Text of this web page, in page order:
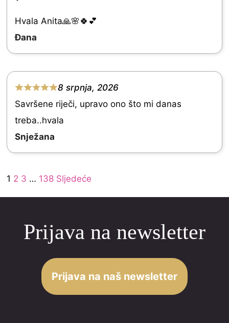
e
d
5
.
0
o
u
t
o
5
Hvala Anita🙏🌸🍀💕
Đana
5
u
8 srpnja, 2026
Savršene riječi, upravo ono što mi danas
treba..hvala
Snježana
Site
Reviews
Page
1 Page
2 Page
3 … Page
138 Sljedeće
Prijava na newsletter
Prijava na naš newsletter